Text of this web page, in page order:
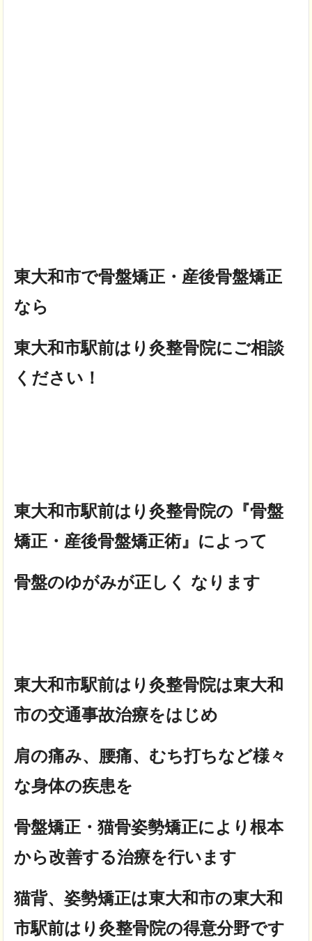
東大和市で骨盤矯正・産後骨盤矯正
なら
東大和市駅前はり灸整骨院にご相談
ください！
東大和市駅前はり灸整骨院の『骨盤
矯正・産後骨盤矯正術』によって
骨盤のゆがみが正しく なります
東大和市駅前はり灸整骨院は東大和
市の交通事故治療をはじめ
肩の痛み、腰痛、むち打ちなど様々
な身体の疾患を
骨盤矯正・猫骨姿勢矯正により根本
から改善する治療を行います
猫背、姿勢矯正は東大和市の東大和
市駅前はり灸整骨院の得意分野です